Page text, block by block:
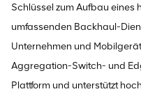
Schlüssel zum Aufbau
umfassenden Backhaul-
Unternehmen und
Aggregation-Switch- und
Plattform und unterstützt